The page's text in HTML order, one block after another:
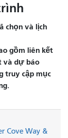
chọn và lịch
gồm liên kết
và dự báo
truy cập mục
Cove Way &